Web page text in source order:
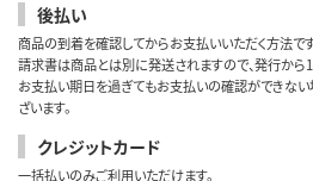
後払い
商品の到着を確認してからお支払いいただく方法です
請求書は商品とは別に発送されますので、発行から
お支払い期日を過ぎてもお支払いの確認ができな
ざいます。
クレジットカード
一括払いのみご利用いただけます。